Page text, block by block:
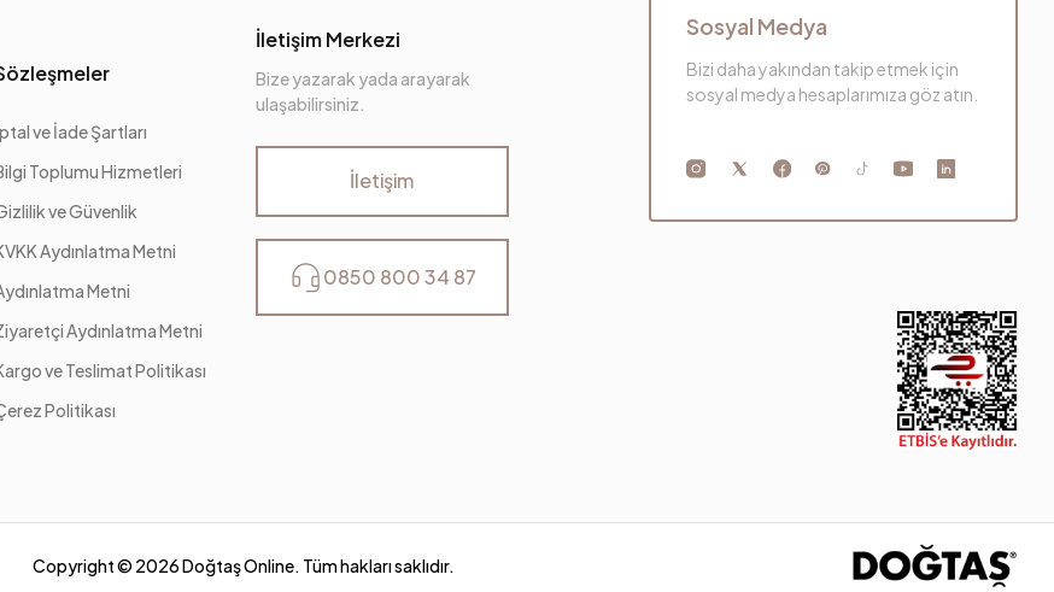
ve İade Şartları
Toplumu Hizmetleri
ve Güvenlik
Aydınlatma Metni
Metni
Aydınlatma Metni
ve Teslimat Politikası
Politikası
İletişim Merkezi
Bize yazarak yada arayarak
ulaşabilirsiniz.
İletişim
0850 800 34 87
Sosyal Medya
Bizi daha yakından takip etmek için
sosyal medya hesaplarımıza göz atın.
Copyright © 2026Doğtaş Online. Tüm hakları saklıdır.